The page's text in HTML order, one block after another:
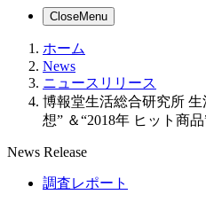
CloseMenu
ホーム
News
ニュースリリース
博報堂生活総合研究所
想” ＆“2018年 ヒット商
News Release
調査レポート